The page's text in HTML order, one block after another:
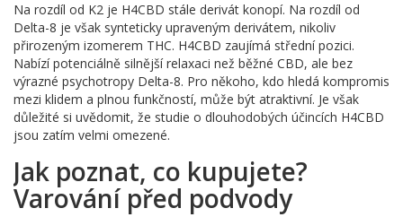
Na rozdíl od K2 je H4CBD stále derivát konopí. Na rozdíl od
Delta-8 je však synteticky upraveným derivátem, nikoliv
přirozeným izomerem THC. H4CBD zaujímá střední pozici.
Nabízí potenciálně silnější relaxaci než běžné CBD, ale bez
výrazné psychotropy Delta-8. Pro někoho, kdo hledá kompromis
mezi klidem a plnou funkčností, může být atraktivní. Je však
důležité si uvědomit, že studie o dlouhodobých účincích H4CBD
jsou zatím velmi omezené.
Jak poznat, co kupujete?
Varování před podvody